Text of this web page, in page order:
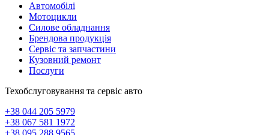
Автомобілі
Мотоцикли
Силове обладнання
Брендова продукція
Сервіс та запчастини
Кузовний ремонт
Послуги
Техобслуговування та сервіс авто
+38 044 205 5979
+38 067 581 1972